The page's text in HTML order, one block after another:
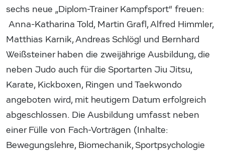
sechs neue „Diplom-Trainer Kampfsport“ freuen:
Anna-Katharina Told, Martin Grafl, Alfred Himmler,
Matthias Karnik, Andreas Schlögl und Bernhard
Weißsteiner haben die zweijährige Ausbildung, die
neben Judo auch für die Sportarten Jiu Jitsu,
Karate, Kickboxen, Ringen und Taekwondo
angeboten wird, mit heutigem Datum erfolgreich
abgeschlossen. Die Ausbildung umfasst neben
einer Fülle von Fach-Vorträgen (Inhalte:
Bewegungslehre, Biomechanik, Sportpsychologie